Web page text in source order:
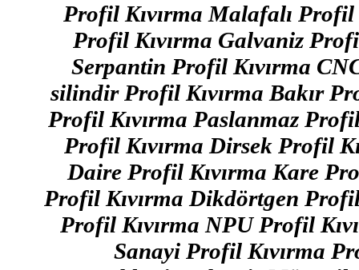
Profil Kıvırma Malafalı
Profil Kıvırma Galvaniz
Serpantin Profil Kıvırma
silindir Profil Kıvırma Bakır
Profil Kıvırma Paslanmaz
Profil Kıvırma Dirsek Profil
Daire Profil Kıvırma Kare
Profil Kıvırma Dikdörtgen
Profil Kıvırma NPU Profil
Sanayi Profil Kıvırma